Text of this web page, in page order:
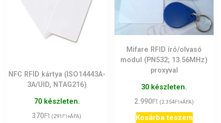
NFC RFID kártya (ISO14443A-
3A/UID, NTAG216)
70 készleten.
370Ft (291 Ft+ÁFA)
Mifare RFID író/olvasó
modul (PN532; 13.56MHz)
proxyval
30 készleten.
2.990Ft (2.354Ft+ÁFA)
Kosárba teszem